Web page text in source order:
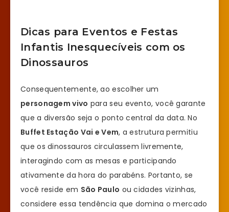
Dicas para Eventos e Festas
Infantis Inesquecíveis com os
Dinossauros
Consequentemente, ao escolher um
personagem vivo para seu evento, você garante
que a diversão seja o ponto central da data. No
Buffet Estação Vai e Vem, a estrutura permitiu
que os dinossauros circulassem livremente,
interagindo com as mesas e participando
ativamente da hora do parabéns. Portanto, se
você reside em São Paulo ou cidades vizinhas,
considere essa tendência que domina o mercado